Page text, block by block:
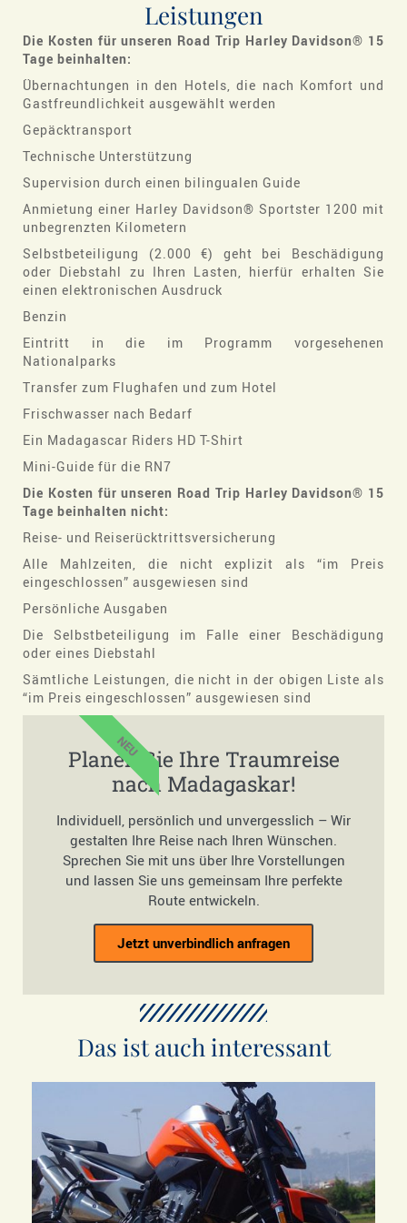
Leistungen
Die Kosten für unseren Road Trip Harley Davidson® 15
Tage beinhalten:
Übernachtungen in den Hotels, die nach Komfort und
Gastfreundlichkeit ausgewählt werden
Gepäcktransport
Technische Unterstützung
Supervision durch einen bilingualen Guide
Anmietung einer Harley Davidson® Sportster 1200 mit
unbegrenzten Kilometern
Selbstbeteiligung (2.000 €) geht bei Beschädigung
oder Diebstahl zu Ihren Lasten, hierfür erhalten Sie
einen elektronischen Ausdruck
Benzin
Eintritt in die im Programm vorgesehenen
Nationalparks
Transfer zum Flughafen und zum Hotel
Frischwasser nach Bedarf
Ein Madagascar Riders HD T-Shirt
Mini-Guide für die RN7
Die Kosten für unseren Road Trip Harley Davidson® 15
Tage beinhalten nicht:
Reise- und Reiserücktrittsversicherung
Alle Mahlzeiten, die nicht explizit als “im Preis
eingeschlossen” ausgewiesen sind
Persönliche Ausgaben
Die Selbstbeteiligung im Falle einer Beschädigung
oder eines Diebstahl
Sämtliche Leistungen, die nicht in der obigen Liste als
“im Preis eingeschlossen” ausgewiesen sind
Planen Sie Ihre Traumreise
nach Madagaskar!
Individuell, persönlich und unvergesslich – Wir
gestalten Ihre Reise nach Ihren Wünschen.
Sprechen Sie mit uns über Ihre Vorstellungen
und lassen Sie uns gemeinsam Ihre perfekte
Route entwickeln.
Jetzt unverbindlich anfragen
NEU
Das ist auch interessant